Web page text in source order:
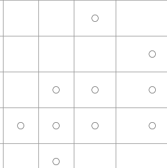
○
○
○ ○ ○
○ ○ ○ ○
○